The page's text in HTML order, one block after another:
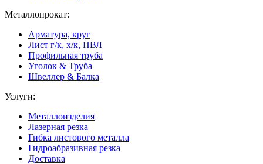
Металлопрокат:
Арматура, круг
Лист г/к, х/к, ПВЛ
Профильная труба
Уголок & Труба
Швеллер & Балка
Услуги:
Металлоизделия
Лазерная резка
Гибка листового металла
Гидроабразивная резка
Доставка